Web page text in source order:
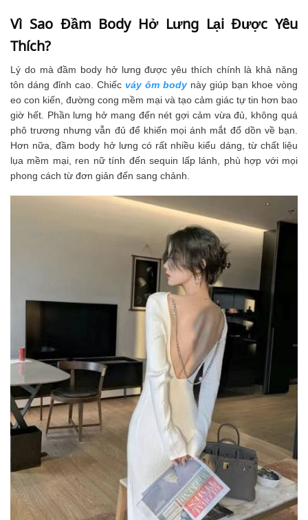
Vì Sao Đầm Body Hở Lưng Lại Được Yêu
Thích?
Lý do mà đầm body hở lưng được yêu thích chính là khả năng
tôn dáng đỉnh cao. Chiếc váy ôm body này giúp bạn khoe vòng
eo con kiến, đường cong mềm mại và tạo cảm giác tự tin hơn bao
giờ hết. Phần lưng hở mang đến nét gợi cảm vừa đủ, không quá
phô trương nhưng vẫn đủ để khiến mọi ánh mắt đổ dồn về bạn.
Hơn nữa, đầm body hở lưng có rất nhiều kiểu dáng, từ chất liệu
lụa mềm mại, ren nữ tính đến sequin lấp lánh, phù hợp với mọi
phong cách từ đơn giản đến sang chảnh.